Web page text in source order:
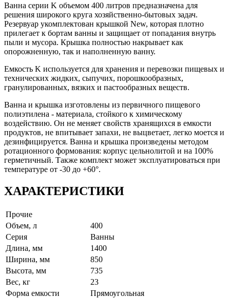
Ванна серии K объемом 400 литров предназначена для
решения широкого круга хозяйственно-бытовых задач.
Резервуар укомплектован крышкой New, которая плотно
прилегает к бортам ванны и защищает от попадания внутрь
пыли и мусора. Крышка полностью накрывает как
опорожненную, так и наполненную ванну.
Емкость K используется для хранения и перевозки пищевых и
технических жидких, сыпучих, порошкообразных,
гранулированных, вязких и пастообразных веществ.
Ванна и крышка изготовлены из первичного пищевого
полиэтилена - материала, стойкого к химическому
воздействию. Он не меняет свойств хранящихся в емкости
продуктов, не впитывает запахи, не выцветает, легко моется и
дезинфицируется. Ванна и крышка произведены методом
ротационного формования: корпус цельнолитой и на 100%
герметичный. Также комплект может эксплуатироваться при
температуре от -30 до +60°.
ХАРАКТЕРИСТИКИ
Прочие
Объем, л
400
Серия
Ванны
Длина, мм
1400
Ширина, мм
850
Высота, мм
735
Вес, кг
23
Форма емкости
Прямоугольная